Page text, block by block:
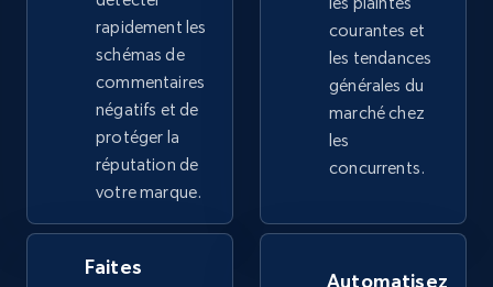
2.5K+ 359+ Commencer
Google Shopping
URL, Product id, Title, Product description,
Rating, Reviews count, Images, Variations, and
more.
2.4K+ Commencer
rapidement les
schémas de
commentaires
négatifs et de
protéger la
réputation de
votre marque.
courantes et
les tendances
générales du
marché chez
les
concurrents.
Faites
Automatisez